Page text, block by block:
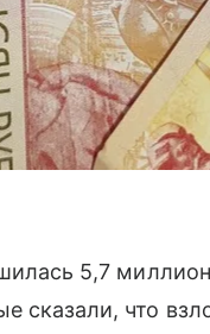
5,7
что